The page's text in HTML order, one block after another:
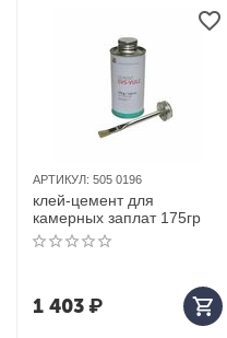
АРТИКУЛ: 505 0196
клей-цемент для
камерных заплат 175гр
1 403₽